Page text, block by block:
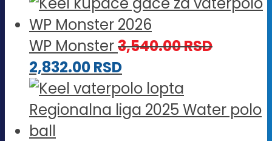
WP Monster3,540.00RSD
2,832.00RSD